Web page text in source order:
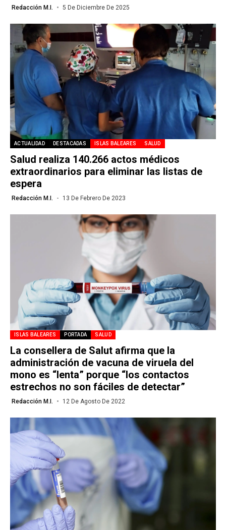
Redacción M.I. 5 De Diciembre De 2025
ACTUALIDAD DESTACADAS ISLAS BALEARES SALUD
Salud realiza 140.266 actos médicos
extraordinarios para eliminar las listas de
espera
Redacción M.I. 13 De Febrero De 2023
ISLAS BALEARES PORTADA SALUD
La consellera de Salut afirma que la
administración de vacuna de viruela del
mono es “lenta” porque “los contactos
estrechos no son fáciles de detectar”
Redacción M.I. 12 De Agosto De 2022